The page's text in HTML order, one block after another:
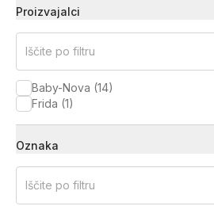
Proizvajalci
Iščite po filtru
Baby-Nova (14)
Frida (1)
Oznaka
Iščite po filtru